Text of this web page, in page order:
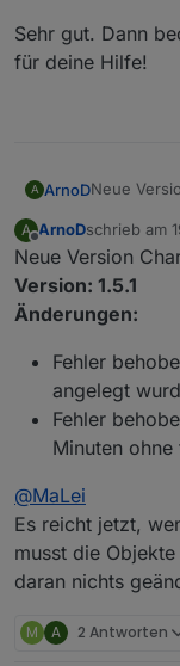
sein.
Sehr gut. Dann
für deine Hilfe!
A ArnoDNeue
Es
des
Fehler
Tag
Die
A
Offline
ArnoDschrieb am
zuletzt
Neue Version
Version: 1.5.1
Änderungen:
Fehler
angelegt
Fehler
Minuten
@MaLei
Es reicht jetzt,
musst die
daran nichts
M A 2 Antworten